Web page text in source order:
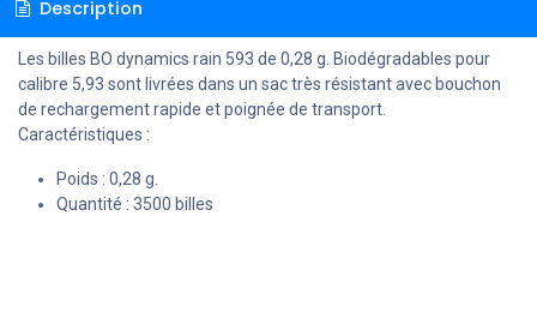
Description
Les billes BO dynamics rain 593 de 0,28 g. Biodégradables pour
calibre 5,93 sont livrées dans un sac très résistant avec bouchon
de rechargement rapide et poignée de transport.
Caractéristiques :
Poids : 0,28 g.
Quantité : 3500 billes